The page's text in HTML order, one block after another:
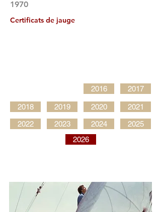
1970
Certificats de jauge
2016 2017
2018 2019 2020
2021
2022
2023 2024
2025
2026